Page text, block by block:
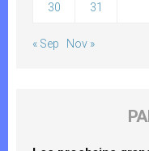
30 31
« Sep Nov »